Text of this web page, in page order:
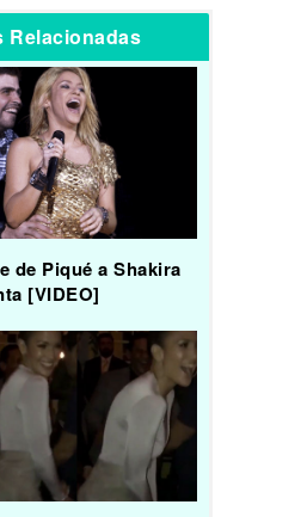
Relacionadas
de Piqué a Shakira
[VIDEO]